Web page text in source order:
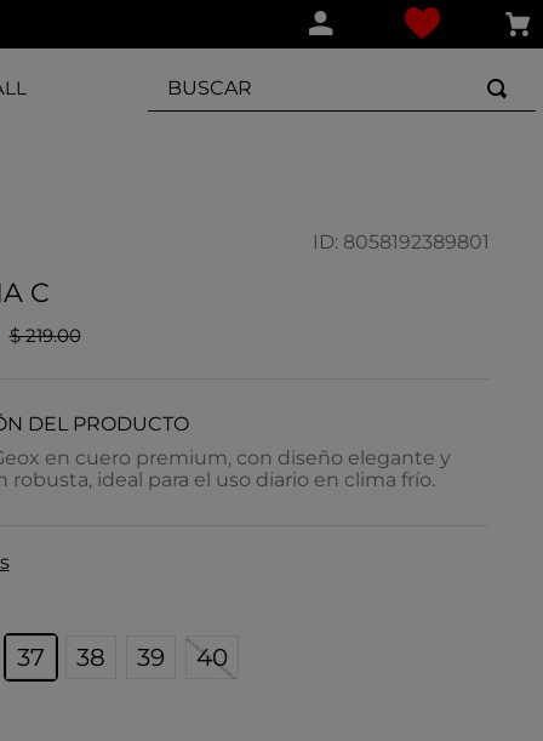
BUSCAR
ID: 8058192389801
C
$ 219.00
DEL PRODUCTO
en cuero premium, con diseño elegante y
robusta, ideal para el uso diario en clima frío.
37 38 39 40